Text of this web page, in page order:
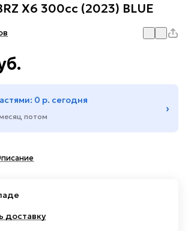
X6 300cc (2023) BLUE
0 р. сегодня
потом
›
доставку